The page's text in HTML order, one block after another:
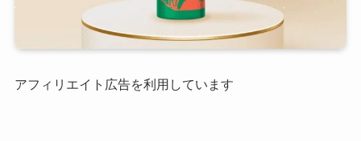
アフィリエイト広告を利用しています